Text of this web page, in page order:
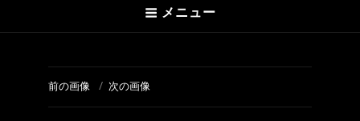
メニュー
前の画像 次の画像